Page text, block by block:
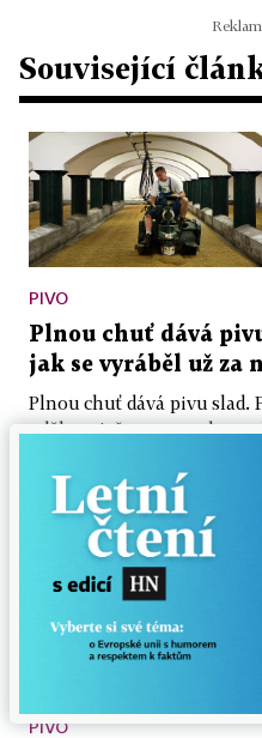
Související
PIVO
Plnou chuť dává
jak se vyráběl už za
Plnou chuť dává pivu slad.
udělat s ječmenem, aby
7. 6. 2012
PIVO